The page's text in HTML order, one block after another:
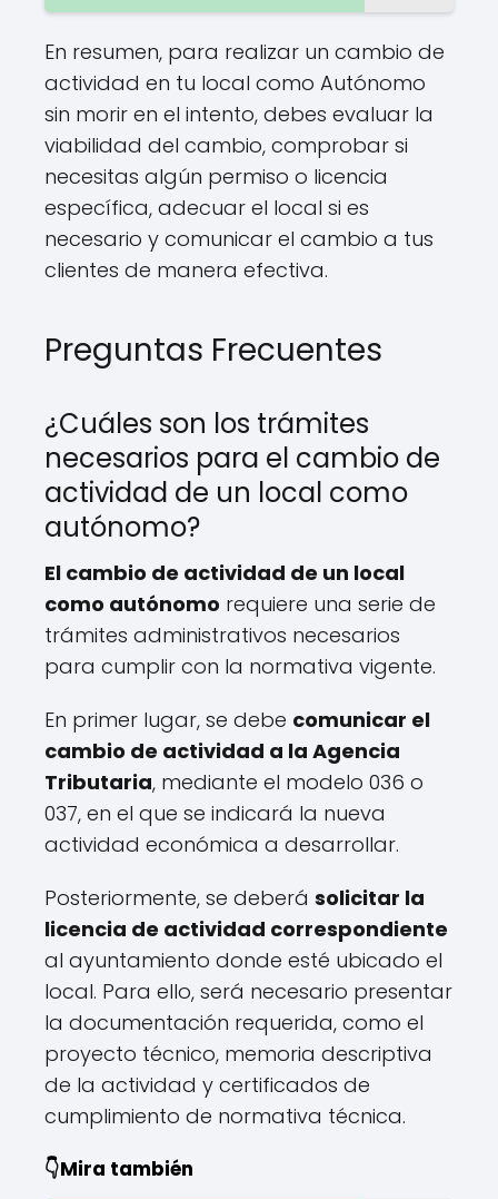
En resumen, para realizar un cambio de
actividad en tu local como Autónomo
sin morir en el intento, debes evaluar la
viabilidad del cambio, comprobar si
necesitas algún permiso o licencia
específica, adecuar el local si es
necesario y comunicar el cambio a tus
clientes de manera efectiva.
Preguntas Frecuentes
¿Cuáles son los trámites
necesarios para el cambio de
actividad de un local como
autónomo?
El cambio de actividad de un local
como autónomo requiere una serie de
trámites administrativos necesarios
para cumplir con la normativa vigente.
En primer lugar, se debe comunicar el
cambio de actividad a la Agencia
Tributaria, mediante el modelo 036 o
037, en el que se indicará la nueva
actividad económica a desarrollar.
Posteriormente, se deberá solicitar la
licencia de actividad correspondiente
al ayuntamiento donde esté ubicado el
local. Para ello, será necesario presentar
la documentación requerida, como el
proyecto técnico, memoria descriptiva
de la actividad y certificados de
cumplimiento de normativa técnica.
👇Mira también